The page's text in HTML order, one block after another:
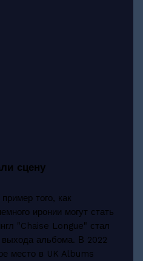
сцену
того, как
иронии могут стать
"Chaise Longue" стал
альбома. В 2022
место в UK Albums